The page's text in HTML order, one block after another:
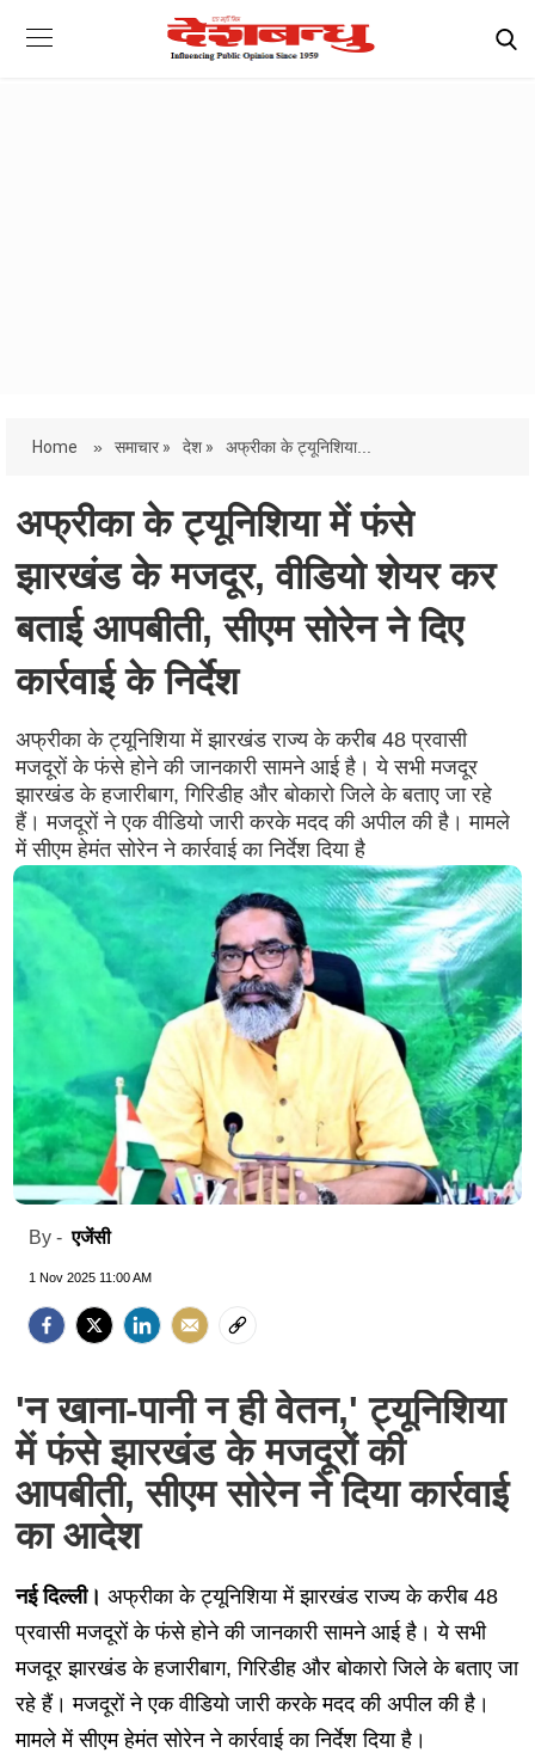
Home » समाचार » देश » अफ्रीका के ट्यूनिशिया...
अफ्रीका के ट्यूनिशिया में फंसे
झारखंड के मजदूर, वीडियो शेयर कर
बताई आपबीती, सीएम सोरेन ने दिए
कार्रवाई के निर्देश
अफ्रीका के ट्यूनिशिया में झारखंड राज्य के करीब 48 प्रवासी
मजदूरों के फंसे होने की जानकारी सामने आई है। ये सभी मजदूर
झारखंड के हजारीबाग, गिरिडीह और बोकारो जिले के बताए जा रहे
हैं। मजदूरों ने एक वीडियो जारी करके मदद की अपील की है। मामले
में सीएम हेमंत सोरेन ने कार्रवाई का निर्देश दिया है
By -एजेंसी
1 Nov 2025 11:00 AM
'न खाना-पानी न ही वेतन,' ट्यूनिशिया
में फंसे झारखंड के मजदूरों की
आपबीती, सीएम सोरेन ने दिया कार्रवाई
का आदेश
नई दिल्ली। अफ्रीका के ट्यूनिशिया में झारखंड राज्य के करीब 48
प्रवासी मजदूरों के फंसे होने की जानकारी सामने आई है। ये सभी
मजदूर झारखंड के हजारीबाग, गिरिडीह और बोकारो जिले के बताए जा
रहे हैं। मजदूरों ने एक वीडियो जारी करके मदद की अपील की है।
मामले में सीएम हेमंत सोरेन ने कार्रवाई का निर्देश दिया है।